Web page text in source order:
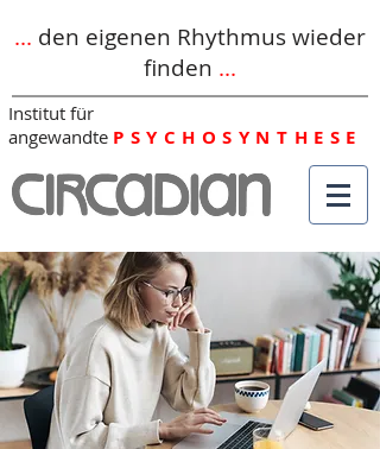
... den eigenen Rhythmus wieder
finden ...
Institut für
angewandte PSYCHOSYNTHESE